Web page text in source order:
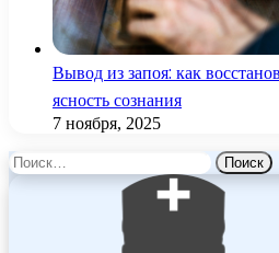
Вывод из запоя: как
ясность сознания
7 ноября, 2025
Найти: